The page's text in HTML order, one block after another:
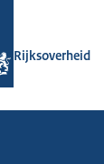
Rijksoverheid